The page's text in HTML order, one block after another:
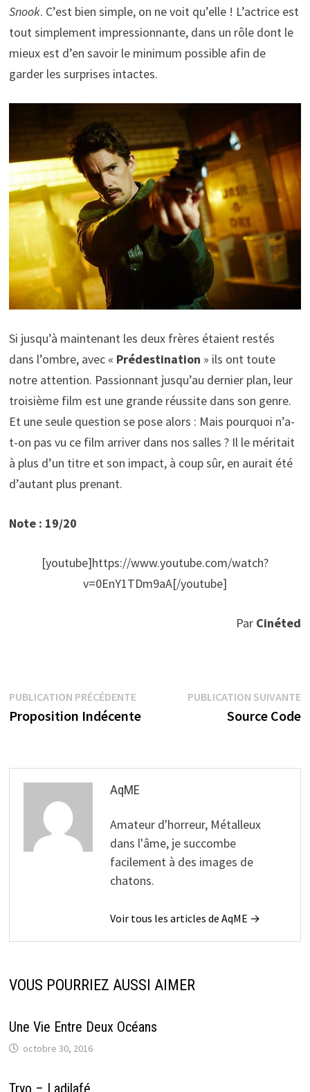
Snook. C’est bien simple, on ne voit qu’elle ! L’actrice est
tout simplement impressionnante, dans un rôle dont le
mieux est d’en savoir le minimum possible afin de
garder les surprises intactes.
Si jusqu’à maintenant les deux frères étaient restés
dans l’ombre, avec « Prédestination » ils ont toute
notre attention. Passionnant jusqu’au dernier plan, leur
troisième film est une grande réussite dans son genre.
Et une seule question se pose alors : Mais pourquoi n’a-
t-on pas vu ce film arriver dans nos salles ? Il le méritait
à plus d’un titre et son impact, à coup sûr, en aurait été
d’autant plus prenant.
Note : 19/20
[youtube]https://www.youtube.com/watch?
v=0EnY1TDm9aA[/youtube]
Par Cinéted
Navigation
de
PUBLICATION PRÉCÉDENTEPublication
précédente :
Proposition Indécente
PUBLICATION SUIVANTE
Source Code
AqME
Amateur d'horreur, Métalleux
dans l'âme, je succombe
facilement à des images de
chatons.
Voir tous les articles de AqME →
VOUS POURRIEZ AUSSI AIMER
Une Vie Entre Deux Océans
octobre 30, 2016
Tryo – Ladilafé